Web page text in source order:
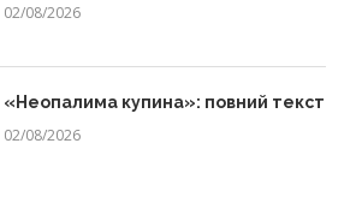
02/08/2026
«Неопалима купина»: повний текст
02/08/2026